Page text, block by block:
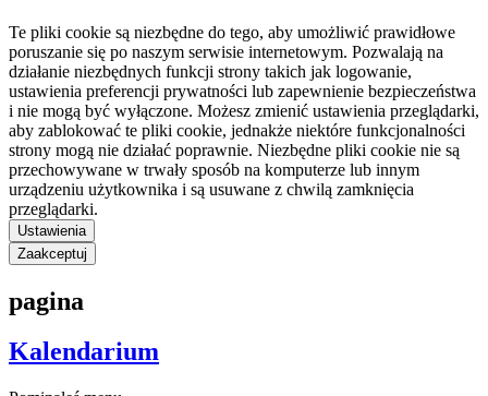
Te pliki cookie są niezbędne do tego, aby umożliwić prawidłowe
poruszanie się po naszym serwisie internetowym. Pozwalają na
działanie niezbędnych funkcji strony takich jak logowanie,
ustawienia preferencji prywatności lub zapewnienie bezpieczeństwa
i nie mogą być wyłączone. Możesz zmienić ustawienia przeglądarki,
aby zablokować te pliki cookie, jednakże niektóre funkcjonalności
strony mogą nie działać poprawnie. Niezbędne pliki cookie nie są
przechowywane w trwały sposób na komputerze lub innym
urządzeniu użytkownika i są usuwane z chwilą zamknięcia
przeglądarki.
Ustawienia
Zaakceptuj
pagina
Kalendarium